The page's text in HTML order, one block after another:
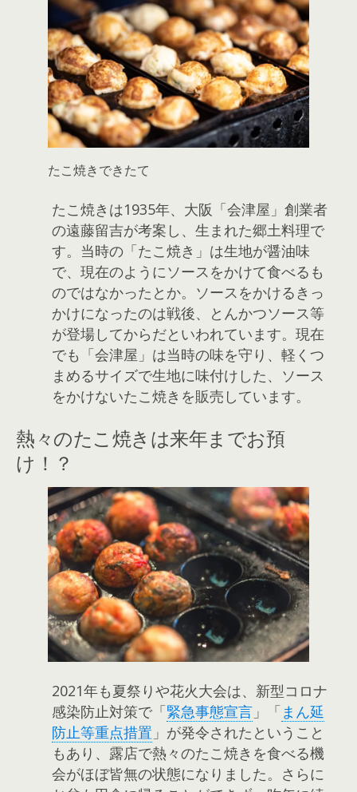
たこ焼きできたて
たこ焼きは1935年、大阪「会津屋」創業者
の遠藤留吉が考案し、生まれた郷土料理で
す。当時の「たこ焼き」は生地が醤油味
で、現在のようにソースをかけて食べるも
のではなかったとか。ソースをかけるきっ
かけになったのは戦後、とんかつソース等
が登場してからだといわれています。現在
でも「会津屋」は当時の味を守り、軽くつ
まめるサイズで生地に味付けした、ソース
をかけないたこ焼きを販売しています。
熱々のたこ焼きは来年までお預
け！？
2021年も夏祭りや花火大会は、新型コロナ
感染防止対策で「緊急事態宣言 」「 まん延
防止等重点措置 」が発令されたということ
もあり、露店で熱々のたこ焼きを食べる機
会がほぼ皆無の状態になりました。さらに